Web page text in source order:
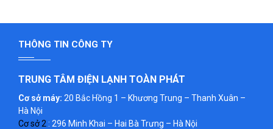
THÔNG TIN CÔNG TY
TRUNG TÂM ĐIỆN LẠNH TOÀN PHÁT
Cơ sở máy: 20 Bắc Hồng 1 – Khương Trung – Thanh Xuân –
Hà Nội
Cơ sở 2 : 296 Minh Khai – Hai Bà Trưng – Hà Nội